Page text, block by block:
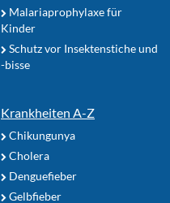
Malariaprophylaxe für
Kinder
Schutz vor Insektenstiche und
-bisse
Krankheiten A-Z
Chikungunya
Cholera
Denguefieber
Gelbfieber